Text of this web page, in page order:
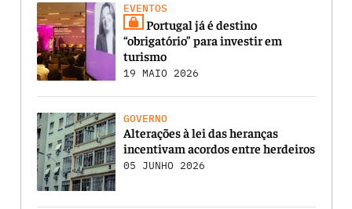
EVENTOS
Portugal já é destino
“obrigatório” para investir em
turismo
19 MAIO 2026
GOVERNO
Alterações à lei das heranças
incentivam acordos entre herdeiros
05 JUNHO 2026